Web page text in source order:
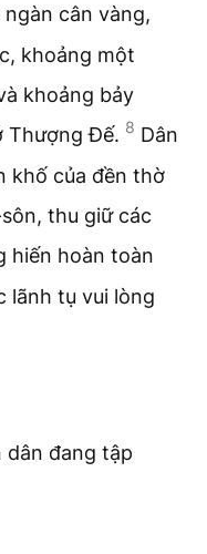
cân vàng,
khoảng một
khoảng bảy
Thượng Đế. 8 Dân
khố của đền thờ
thu giữ các
hiến hoàn toàn
lãnh tụ vui lòng
đang tập